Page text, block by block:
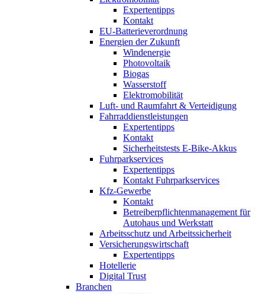
Expertentipps
Kontakt
EU-Batterieverordnung
Energien der Zukunft
Windenergie
Photovoltaik
Biogas
Wasserstoff
Elektromobilität
Luft- und Raumfahrt & Verteidigung
Fahrraddienstleistungen
Expertentipps
Kontakt
Sicherheitstests E-Bike-Akkus
Fuhrparkservices
Expertentipps
Kontakt Fuhrparkservices
Kfz-Gewerbe
Kontakt
Betreiberpflichtenmanagement für
Autohaus und Werkstatt
Arbeitsschutz und Arbeitssicherheit
Versicherungswirtschaft
Expertentipps
Hotellerie
Digital Trust
Branchen